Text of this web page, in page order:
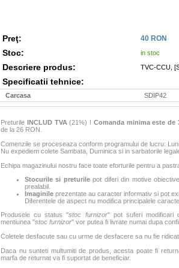
Preţ: 40 RON
Stoc: in stoc
Descriere produs: TVC-CCU,
Specificatii tehnice:
Carcasa SDIP42
Preturile INCLUD TVA (21%) ! Comanda minima este de
de la 26 RON.
Comenzile se proceseaza conform programului de lucru:
Nu expediem colete Sambata, Duminica si in sarbatorile
Echipa magazinului nostru face toate eforturile pentru a
Stocurile si preturilepot diferi din motive
prealabil.
Imaginile prezentate au caracter informativ si pot
Diferentele de aspect nu modifica principalele
Produsele cu status "stoc furnizor" pot suferi modificari
mentiunea "stoc furnizor" vor putea fi livrate numai dupa
Coletele desfacute sau cu urme de desfacere sa nu fie
Daca nu sunteti multumiti de produs, acesta poate fi
marfa de returnat va fi suportat de beneficiar.